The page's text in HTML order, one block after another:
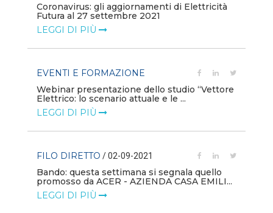
Coronavirus: gli aggiornamenti di Elettricità
Futura al 27 settembre 2021
LEGGI DI PIÙ
EVENTI E FORMAZIONE
Webinar presentazione dello studio “Vettore
Elettrico: lo scenario attuale e le ...
LEGGI DI PIÙ
FILO DIRETTO / 02-09-2021
Bando: questa settimana si segnala quello
promosso da ACER - AZIENDA CASA EMILI...
LEGGI DI PIÙ